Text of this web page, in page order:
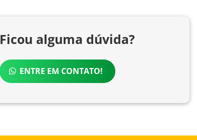
Ficou alguma dúvida?
ENTRE EM CONTATO!